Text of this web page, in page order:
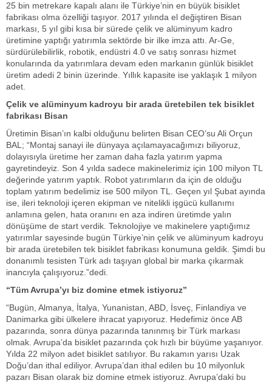
25 bin metrekare kapalı alanı ile Türkiye’nin en büyük bisiklet
fabrikası olma özelliği taşıyor. 2017 yılında el değiştiren Bisan
markası, 5 yıl gibi kısa bir sürede çelik ve alüminyum kadro
üretimine yaptığı yatırımla sektörde bir ilke imza attı. Ar-Ge,
sürdürülebilirlik, robotik, endüstri 4.0 ve satış sonrası hizmet
konularında da yatırımlara devam eden markanın günlük bisiklet
üretim adedi 2 binin üzerinde. Yıllık kapasite ise yaklaşık 1 milyon
adet.
Çelik ve alüminyum kadroyu bir arada üretebilen tek bisiklet
fabrikası Bisan
Üretimin Bisan’ın kalbi olduğunu belirten Bisan CEO’su Ali Orçun
BAL; “Montaj sanayi ile dünyaya açılamayacağımızı biliyoruz,
dolayısıyla üretime her zaman daha fazla yatırım yapma
gayretindeyiz. Son 4 yılda sadece makinelerimiz için 100 milyon TL
değerinde yatırım yaptık. Robot yatırımların da için de olduğu
toplam yatırım bedelimiz ise 500 milyon TL. Geçen yıl Şubat ayında
ise, ileri teknoloji içeren ekipman ve nitelikli işgücü kullanımı
anlamına gelen, hata oranını en aza indiren üretimde yalın
dönüşüme de start verdik. Teknolojiye ve makinelere yaptığımız
yatırımlar sayesinde bugün Türkiye’nin çelik ve alüminyum kadroyu
bir arada üretebilen tek bisiklet fabrikası konumuna geldik. Şimdi bu
donanımlı tesisten Türk adı taşıyan global bir marka çıkarmak
inancıyla çalışıyoruz.”dedi.
“Tüm Avrupa’yı biz domine etmek istiyoruz”
“Bugün, Almanya, İtalya, Yunanistan, ABD, İsveç, Finlandiya ve
Danimarka gibi ülkelere ihracat yapıyoruz. Hedefimiz önce AB
pazarında, sonra dünya pazarında tanınmış bir Türk markası
olmak. Avrupa’da bisiklet pazarında çok hızlı bir büyüme yaşanıyor.
Yılda 22 milyon adet bisiklet satılıyor. Bu rakamın yarısı Uzak
Doğu’dan ithal ediliyor. Avrupa’dan ithal edilen bu 10 milyonluk
pazarı Bisan olarak biz domine etmek istiyoruz. Avrupa’daki bu